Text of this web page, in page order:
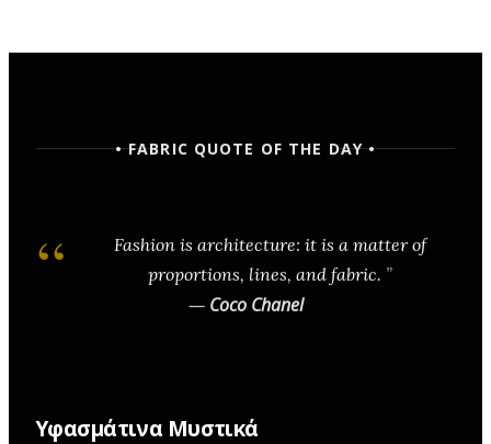
• FABRIC QUOTE OF THE DAY •
Fashion is architecture: it is a matter of
proportions, lines, and fabric.
— Coco Chanel
Υφασμάτινα Μυστικά